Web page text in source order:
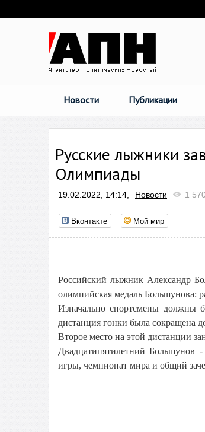
Новости Публикации
Русские лыжники
Олимпиады
19.02.2022, 14:14, Новости 1 570
Вконтакте Мой мир
Российский лыжник Александр
олимпийская медаль Большунова:
Изначально спортсмены должны
дистанция гонки была сокращена
Второе место на этой дистанции
Двадцатипятилетний
игры, чемпионат мира и общий